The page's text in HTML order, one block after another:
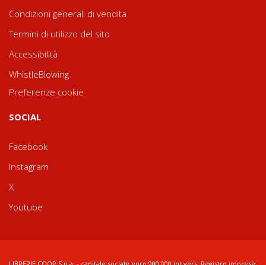
Condizioni generali di vendita
Termini di utilizzo del sito
Accessibilità
WhistleBlowing
Preferenze cookie
SOCIAL
Facebook
Instagram
X
Youtube